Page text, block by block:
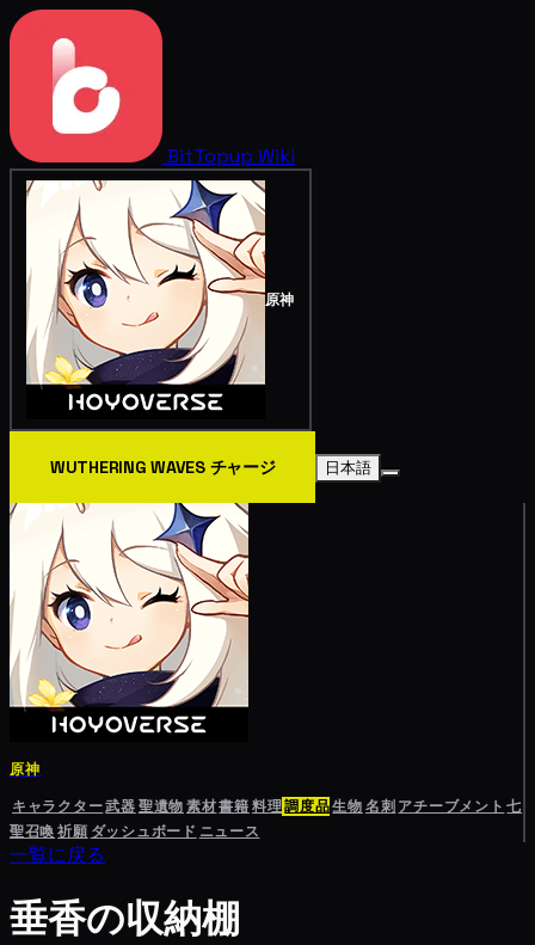
BitTopup Wiki
原神
WUTHERING WAVES チャージ 日本語
原神
キャラクター武器聖遺物素材書籍料理調度品生物名刺 アチーブメント 七
聖召喚祈願 ダッシュボード ニュース
一覧に戻る
垂香の収納棚